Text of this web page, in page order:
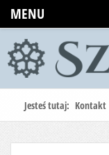
MENU
Jesteś tutaj: Kontakt